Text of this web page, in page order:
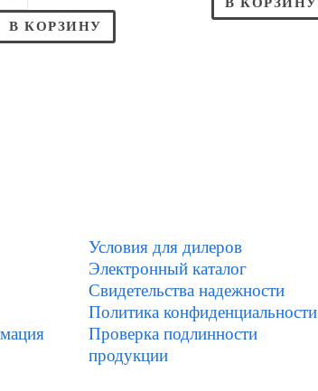
В КОРЗИНУ
Условия для дилеров
Электронный каталог
Свидетельства надежности
Политика конфиденциальности
Проверка подлинности
продукции